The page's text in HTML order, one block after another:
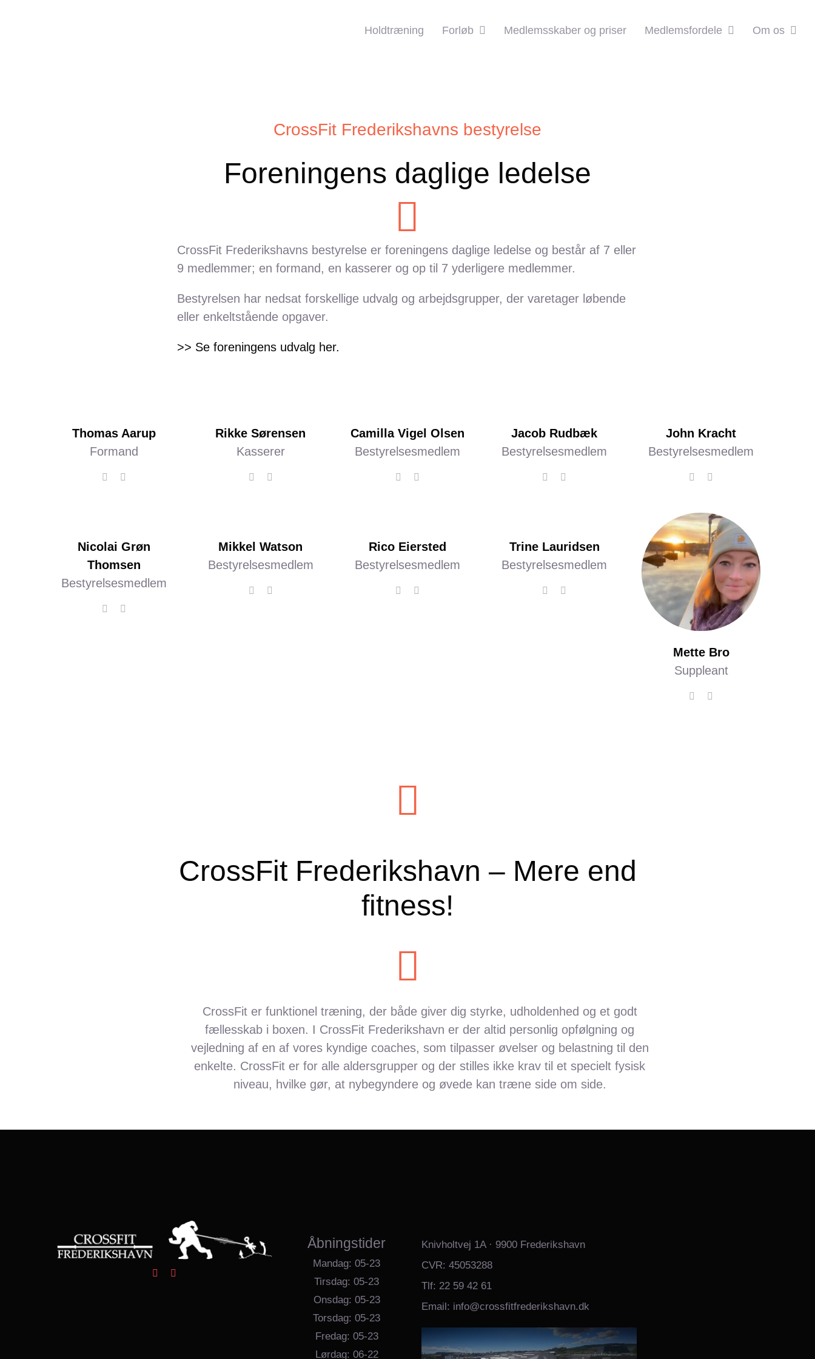
Holdtræning Forløb Medlemsskaber og priser Medlemsfordele Om os
CrossFit Frederikshavns bestyrelse
Foreningens daglige ledelse
CrossFit Frederikshavns bestyrelse er foreningens daglige ledelse og består af 7 eller
9 medlemmer; en formand, en kasserer og op til 7 yderligere medlemmer.
Bestyrelsen har nedsat forskellige udvalg og arbejdsgrupper, der varetager løbende
eller enkeltstående opgaver.
>> Se foreningens udvalg her.
Thomas Aarup
Formand
Rikke Sørensen
Kasserer
Camilla Vigel Olsen
Bestyrelsesmedlem
Jacob Rudbæk
Bestyrelsesmedlem
John Kracht
Bestyrelsesmedlem
Nicolai Grøn
Thomsen
Bestyrelsesmedlem
Mikkel Watson
Bestyrelsesmedlem
Rico Eiersted
Bestyrelsesmedlem
Trine Lauridsen
Bestyrelsesmedlem
Mette Bro
Suppleant
CrossFit Frederikshavn – Mere end
fitness!
CrossFit er funktionel træning, der både giver dig styrke, udholdenhed og et godt
fællesskab i boxen. I CrossFit Frederikshavn er der altid personlig opfølgning og
vejledning af en af vores kyndige coaches, som tilpasser øvelser og belastning til den
enkelte. CrossFit er for alle aldersgrupper og der stilles ikke krav til et specielt fysisk
niveau, hvilke gør, at nybegyndere og øvede kan træne side om side.
Åbningstider
Mandag: 05-23
Tirsdag: 05-23
Onsdag: 05-23
Torsdag: 05-23
Fredag: 05-23
Lørdag: 06-22
Knivholtvej 1A · 9900 Frederikshavn
CVR: 45053288
Tlf: 22 59 42 61
Email: info@crossfitfrederikshavn.dk